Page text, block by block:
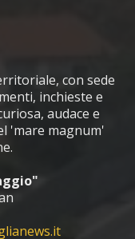
con sede
inchieste e
audace e
'mare magnum'